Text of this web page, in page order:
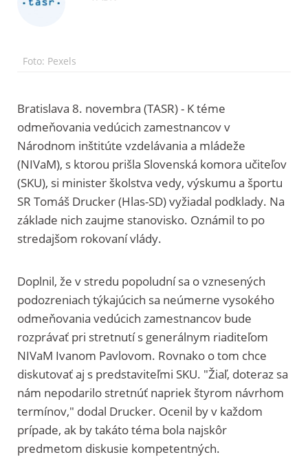
Foto: Pexels
Bratislava 8. novembra (TASR) - K téme
odmeňovania vedúcich zamestnancov v
Národnom inštitúte vzdelávania a mládeže
(NIVaM), s ktorou prišla Slovenská komora učiteľov
(SKU), si minister školstva vedy, výskumu a športu
SR Tomáš Drucker (Hlas-SD) vyžiadal podklady. Na
základe nich zaujme stanovisko. Oznámil to po
stredajšom rokovaní vlády.
Doplnil, že v stredu popoludní sa o vznesených
podozreniach týkajúcich sa neúmerne vysokého
odmeňovania vedúcich zamestnancov bude
rozprávať pri stretnutí s generálnym riaditeľom
NIVaM Ivanom Pavlovom. Rovnako o tom chce
diskutovať aj s predstaviteľmi SKU. "Žiaľ, doteraz sa
nám nepodarilo stretnúť napriek štyrom návrhom
termínov," dodal Drucker. Ocenil by v každom
prípade, ak by takáto téma bola najskôr
predmetom diskusie kompetentných.